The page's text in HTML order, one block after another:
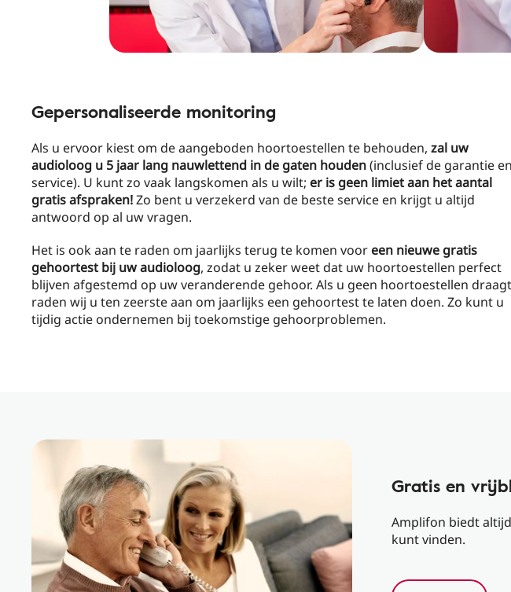
Gepersonaliseerde monitoring
Als u ervoor kiest om de aangeboden hoortoestellen te behouden, zal uw
audioloog u 5 jaar lang nauwlettend in de gaten houden(inclusief de garantie en
service). U kunt zo vaak langskomen als u wilt; er is geen limiet aan het aantal
gratis afspraken!Zo bent u verzekerd van de beste service en krijgt u altijd
antwoord op al uw vragen.
Het is ook aan te raden om jaarlijks terug te komen voor een nieuwe gratis
gehoortest bij uw audioloog, zodat u zeker weet dat uw hoortoestellen perfect
blijven afgestemd op uw veranderende gehoor. Als u geen hoortoestellen
raden wij u ten zeerste aan om jaarlijks een gehoortest te laten doen. Zo kunt u
tijdig actie ondernemen bij toekomstige gehoorproblemen.
Gratis en
Amplifon biedt
kunt vinden.